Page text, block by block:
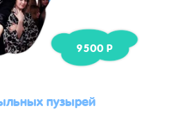
9500 Р
пузырей